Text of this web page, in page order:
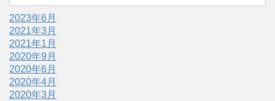
2023年6月
2021年3月
2021年1月
2020年9月
2020年6月
2020年4月
2020年3月